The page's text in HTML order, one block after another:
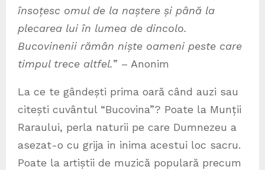
însoțesc omul de la naștere și până la
plecarea lui în lumea de dincolo.
Bucovinenii rămân niște oameni peste care
timpul trece altfel.” – Anonim
La ce te gândești prima oară când auzi sau
citești cuvântul “Bucovina”? Poate la Munții
Raraului, perla naturii pe care Dumnezeu a
asezat-o cu grija in inima acestui loc sacru.
Poate la artiștii de muzică populară precum